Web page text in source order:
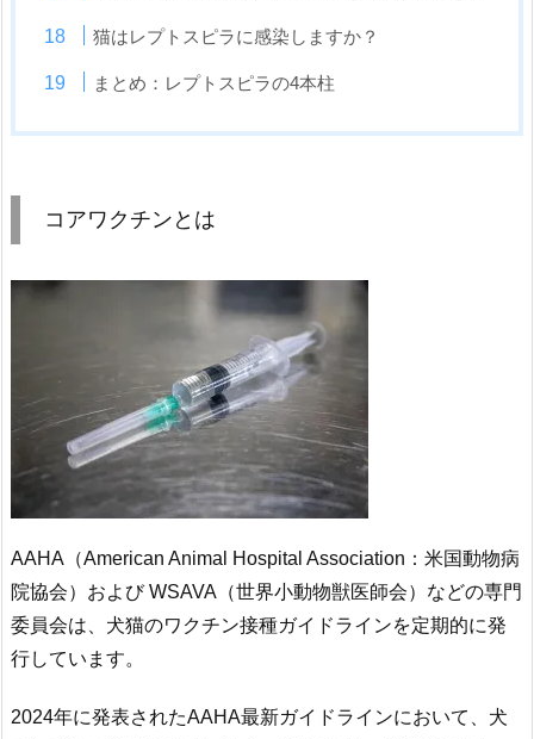
猫はレプトスピラに感染しますか？
まとめ：レプトスピラの4本柱
コアワクチンとは
AAHA（American Animal Hospital Association：米国動物病
院協会）および WSAVA（世界小動物獣医師会）などの専門
委員会は、犬猫のワクチン接種ガイドラインを定期的に発
行しています。
2024年に発表されたAAHA最新ガイドラインにおいて、犬